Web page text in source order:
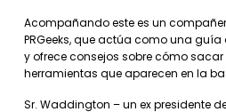
Acompañando este es un
PRGeeks, que actúa como una
y ofrece consejos sobre cómo
herramientas que aparecen en la
Sr. Waddington – un ex presidente